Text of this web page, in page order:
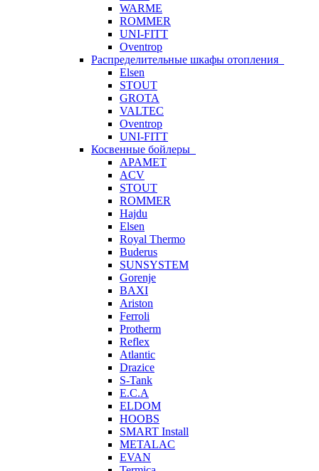
WARME
ROMMER
UNI-FITT
Oventrop
Распределительные шкафы отопления
Elsen
STOUT
GROTA
VALTEC
Oventrop
UNI-FITT
Косвенные бойлеры
APAMET
ACV
STOUT
ROMMER
Hajdu
Elsen
Royal Thermo
Buderus
SUNSYSTEM
Gorenje
BAXI
Ariston
Ferroli
Protherm
Reflex
Atlantic
Drazice
S-Tank
E.C.A
ELDOM
HOOBS
SMART Install
METALAC
EVAN